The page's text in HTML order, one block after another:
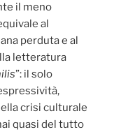
il meno
al
perduta e al
letteratura
”: il solo
crisi culturale
quasi del tutto